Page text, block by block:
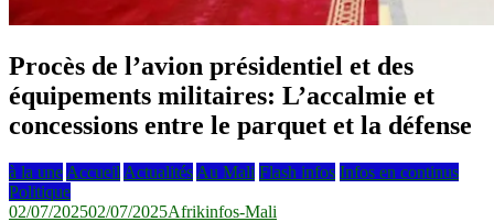
Procès de l’avion présidentiel et des
équipements militaires: L’accalmie et
concessions entre le parquet et la défense
à la une Accueil Actualités Au Mali Flash infos Infos en continus
Politique
02/07/202502/07/2025Afrikinfos-Mali